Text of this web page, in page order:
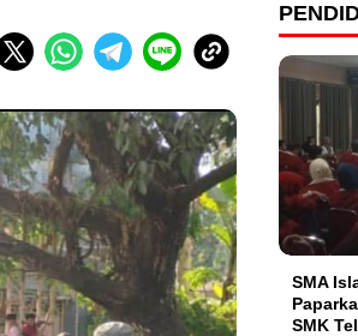
SMA
SMK